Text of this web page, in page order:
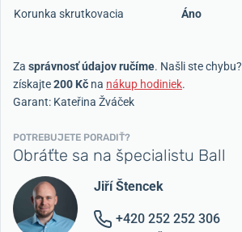
Korunka skrutkovacia
Áno
Za správnosť údajov ručíme. Našli ste chybu?
získajte200 Kč na nákup hodiniek.
Garant: Kateřina Žváček
POTREBUJETE PORADIŤ?
Obráťte sa na špecialistu Ball
Jiří Štencek
+420 252 252 306